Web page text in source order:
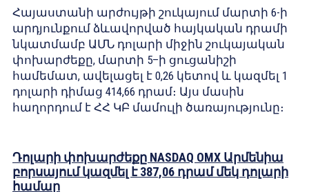
Հայաստանի արժույթի շուկայում մարտի 6-ի
արդյունքում ձևավորված հայկական դրամի
նկատմամբ ԱՄՆ դոլարի միջին շուկայական
փոխարժեքը, մարտի 5–ի ցուցանիշի
համեմատ, ավելացել է 0,26 կետով և կազմել 1
դոլարի դիմաց 414,66 դրամ։ Այս մասին
հաղորդում է ՀՀ ԿԲ մամուլի ծառայությունը։
Դոլարի փոխարժեքը NASDAQ OMX Արմենիա
բորսայում կազմել է 387,06 դրամ մեկ դոլարի
համար